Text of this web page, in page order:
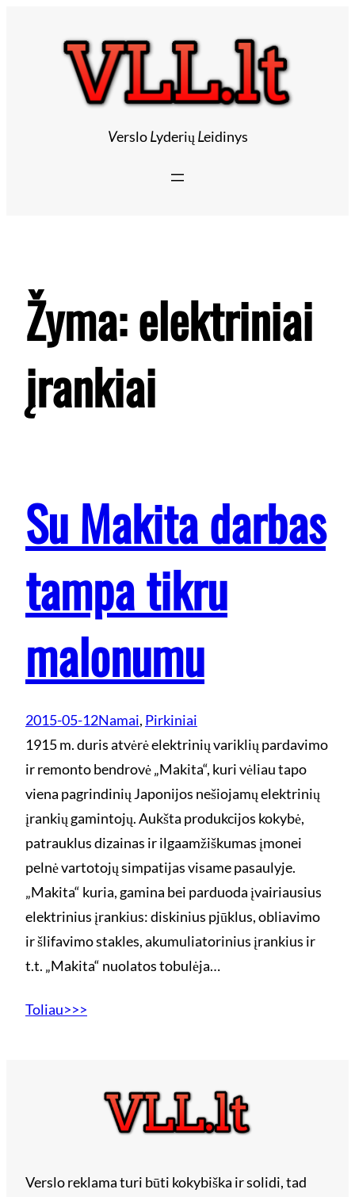
VersloLyderių Leidinys
Žyma:elektriniai
įrankiai
Su Makita darbas
tampa tikru
malonumu
2015-05-12Namai, Pirkiniai
1915 m. duris atvėrė elektrinių variklių pardavimo
ir remonto bendrovė „Makita“, kuri vėliau tapo
viena pagrindinių Japonijos nešiojamų elektrinių
įrankių gamintojų. Aukšta produkcijos kokybė,
patrauklus dizainas ir ilgaamžiškumas įmonei
pelnė vartotojų simpatijas visame pasaulyje.
„Makita“ kuria, gamina bei parduoda įvairiausius
elektrinius įrankius: diskinius pjūklus, obliavimo
ir šlifavimo stakles, akumuliatorinius įrankius ir
t.t. „Makita“ nuolatos tobulėja…
Toliau>>>
Verslo reklama turi būti kokybiška ir solidi, tad